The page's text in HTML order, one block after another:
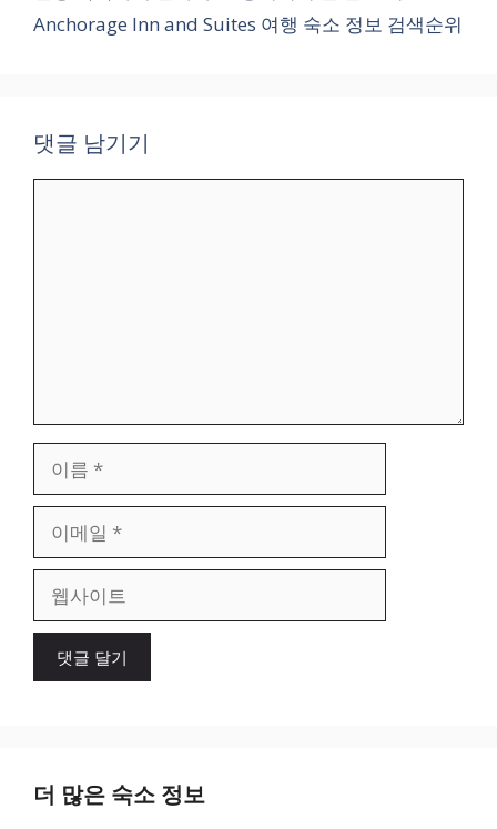
Anchorage Inn and Suites 여행 숙소 정보 검색순위
댓글 남기기
일
이
더 많은 숙소 정보